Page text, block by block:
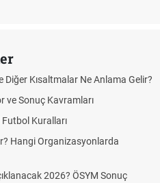
Diğer Kısaltmalar Ne Anlama Gelir?
ve Sonuç Kavramları
Futbol Kuralları
Hangi Organizasyonlarda
2026? ÖSYM Sonuç